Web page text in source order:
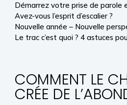
COMMENT LE
CRÉE DE
Démarrez votre prise de parole
Avez-vous l’esprit d’escalier ?
Nouvelle année – Nouvelle
Le trac c’est quoi ? 4 astuces